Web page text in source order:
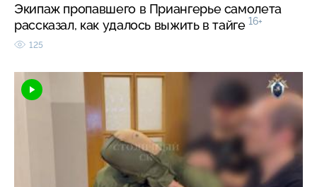
Экипаж пропавшего в Приангерье самолета
рассказал, как удалось выжить в тайге 16+
125